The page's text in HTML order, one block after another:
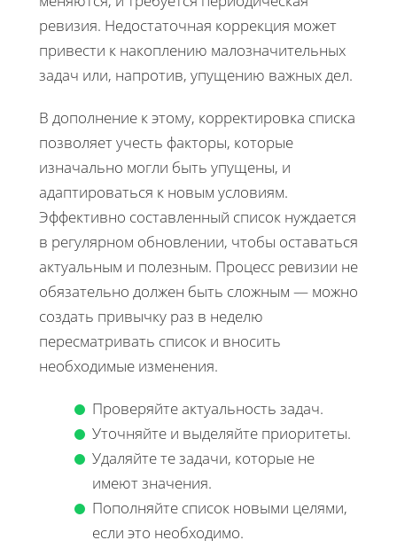
ревизия. Недостаточная коррекция может
привести к накоплению малозначительных
задач или, напротив, упущению важных дел.
В дополнение к этому, корректировка списка
позволяет учесть факторы, которые
изначально могли быть упущены, и
адаптироваться к новым условиям.
Эффективно составленный список нуждается
в регулярном обновлении, чтобы оставаться
актуальным и полезным. Процесс ревизии не
обязательно должен быть сложным — можно
создать привычку раз в неделю
пересматривать список и вносить
необходимые изменения.
Проверяйте актуальность задач.
Уточняйте и выделяйте приоритеты.
Удаляйте те задачи, которые не
имеют значения.
Пополняйте список новыми целями,
если это необходимо.